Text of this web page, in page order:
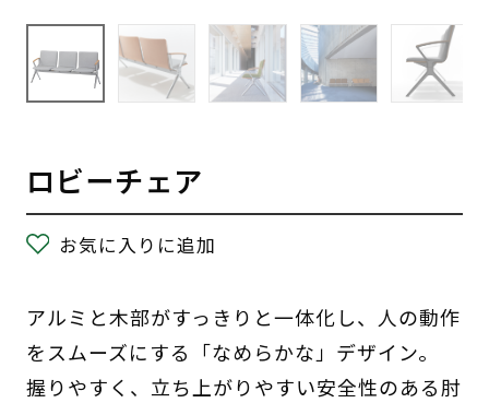
ロビーチェア
お気に入りに追加
アルミと木部がすっきりと一体化し、人の動作
をスムーズにする「なめらかな」デザイン。
握りやすく、立ち上がりやすい安全性のある肘